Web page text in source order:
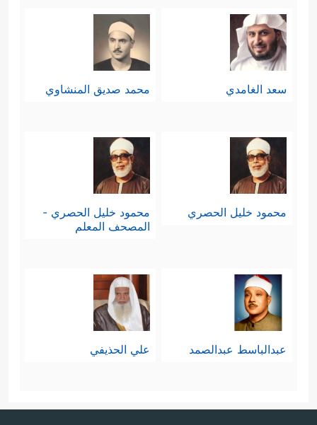
سعد الغامدي محمد صديق المنشاوي
محمود خليل الحصري
محمود خليل الحصري -
المصحف المعلم
عبدالباسط عبدالصمد علي الحذيفي